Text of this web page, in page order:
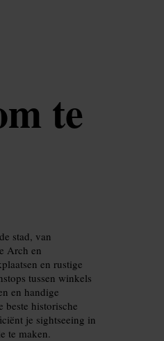
te
stad, van
Arch en
en rustige
tussen winkels
en handige
beste historische
je sightseeing in
te maken.